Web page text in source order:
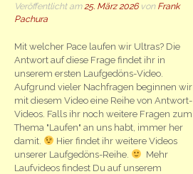
Veröffentlicht am25. März 2026von Frank
Pachura
Mit welcher Pace laufen wir Ultras? Die
Antwort auf diese Frage findet ihr in
unserem ersten Laufgedöns-Video.
Aufgrund vieler Nachfragen beginnen wir
mit diesem Video eine Reihe von Antwort-
Videos. Falls ihr noch weitere Fragen zum
Thema "Laufen" an uns habt, immer her
damit.
Hier findet ihr weitere Videos
unserer Laufgedöns-Reihe.
Mehr
Laufvideos findest Du auf unserem